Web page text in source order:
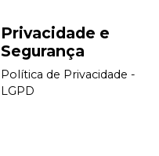
Privacidade e
Segurança
Política de Privacidade -
LGPD